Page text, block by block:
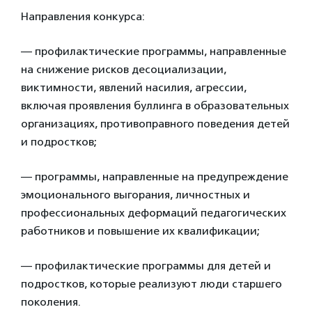
Направления конкурса:
— профилактические программы, направленные
на снижение рисков десоциализации,
виктимности, явлений насилия, агрессии,
включая проявления буллинга в образовательных
организациях, противоправного поведения детей
и подростков;
— программы, направленные на предупреждение
эмоционального выгорания, личностных и
профессиональных деформаций педагогических
работников и повышение их квалификации;
— профилактические программы для детей и
подростков, которые реализуют люди старшего
поколения.